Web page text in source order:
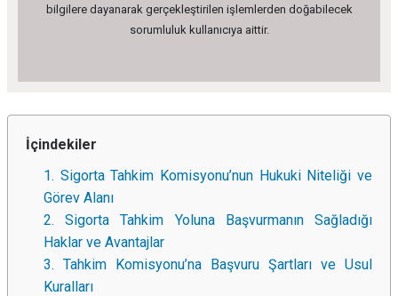
bilgilere dayanarak gerçekleştirilen işlemlerden doğabilecek
sorumluluk kullanıcıya aittir.
İçindekiler
1. Sigorta Tahkim Komisyonu’nun Hukuki Niteliği ve
Görev Alanı
2. Sigorta Tahkim Yoluna Başvurmanın Sağladığı
Haklar ve Avantajlar
3. Tahkim Komisyonu’na Başvuru Şartları ve Usul
Kuralları